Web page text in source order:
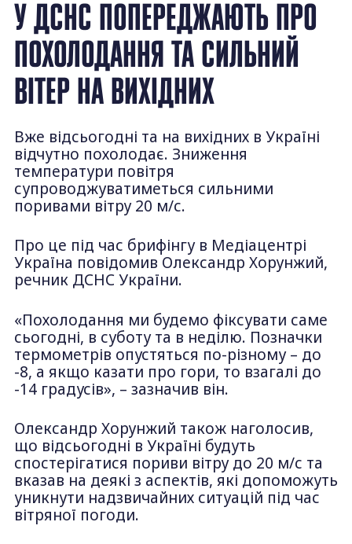
У ДСНС ПОПЕРЕДЖАЮТЬ ПРО
ПОХОЛОДАННЯ ТА СИЛЬНИЙ
ВІТЕР НА ВИХІДНИХ
Вже відсьогодні та на вихідних в Україні
відчутно похолодає. Зниження
температури повітря
супроводжуватиметься сильними
поривами вітру 20 м/с.
Про це під час брифінгу в Медіацентрі
Україна повідомив Олександр Хорунжий,
речник ДСНС України.
«Похолодання ми будемо фіксувати саме
сьогодні, в суботу та в неділю. Позначки
термометрів опустяться по-різному – до
-8, а якщо казати про гори, то взагалі до
-14 градусів», – зазначив він.
Олександр Хорунжий також наголосив,
що відсьогодні в Україні будуть
спостерігатися пориви вітру до 20 м/с та
вказав на деякі з аспектів, які допоможуть
уникнути надзвичайних ситуацій під час
вітряної погоди.